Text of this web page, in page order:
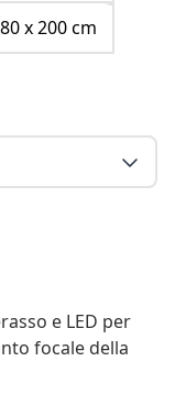
x 200 cm
e LED per
focale della